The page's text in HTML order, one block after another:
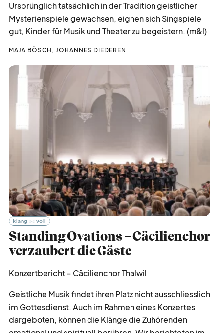
Ursprünglich tatsächlich in der Tradition geistlicher
Mysterienspiele gewachsen, eignen sich Singspiele
gut, Kinder für Musik und Theater zu begeistern. (m&l)
MAJA BÖSCH, JOHANNES DIEDEREN
klang voll
Standing Ovations – Cäcilienchor
verzaubert die Gäste
Konzertbericht – Cäcilienchor Thalwil
Geistliche Musik findet ihren Platz nicht ausschliesslich
im Gottesdienst. Auch im Rahmen eines Konzertes
dargeboten, können die Klänge die Zuhörenden